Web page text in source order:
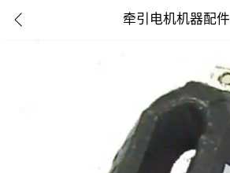
牵引电机机器配件